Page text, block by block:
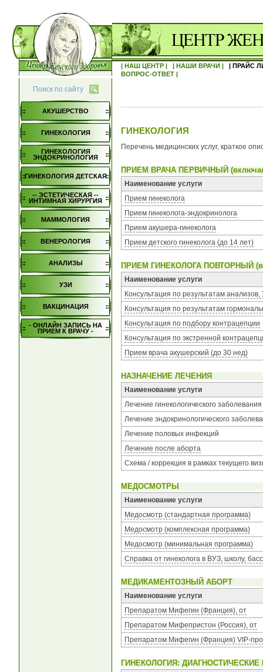
| НАШ ЦЕНТР | | НАШИ ВРАЧИ |
| ПРАЙС
ВОПРОС-ОТВЕТ |
Поиск по сайту
АКУШЕРСТВО
ГИНЕКОЛОГИЯ
ГИНЕКОЛОГИЯ
ЭНДОКРИНОЛОГИЯ
ГИНЕКОЛОГИЯ ДЕТСКАЯ
-- ЭСТЕТИЧЕСКАЯ --
ИНТИМНАЯ ХИРУРГИЯ
МАММОЛОГИЯ
ВЕНЕРОЛОГИЯ
АНАЛИЗЫ
УЗИ
ВАКЦИНАЦИЯ
- ОНЛАЙН ЗАПИСЬ НА
ПРИЕМ К ВРАЧУ -
ГИНЕКОЛОГИЯ
Перечень медицинских услуг, краткое
ПРИЕМ ВРАЧА ПЕРВИЧНЫЙ
Наименование услуги
Прием гинеколога
Прием гинеколога-эндокринолога
Прием акушера-гинеколога
Прием детского гинеколога (до 14 лет)
ПРИЕМ ГИНЕКОЛОГА ПОВТОРНЫЙ (в
Наименование услуги
Консультация по результатам
Консультация по результатам
Консультация по подбору контрацепции
Консультация по экстренной
Прием врача акушерский (до 30 нед)
НАЗНАЧЕНИЕ ЛЕЧЕНИЯ
Наименование услуги
Лечение гинекологического заболевания
Лечение эндокринологического
Лечение половых инфекций
Лечение после аборта
Схема / коррекция в рамках текущего
МЕДОСМОТРЫ
Наименование услуги
Медосмотр (стандартная программа)
Медосмотр (комплексная программа)
Медосмотр (минимальная программа)
Справка от гинеколога в ВУЗ, школу,
МЕДИКАМЕНТОЗНЫЙ АБОРТ
Наименование услуги
Препаратом Мифегин (Франция), от
Препаратом Мифепристон (Россия), от
Препаратом Мифегин (Франция) VIP-
ГИНЕКОЛОГИЯ: